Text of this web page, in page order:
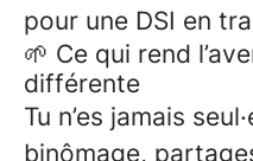
pour une DSI en
🌱 Ce qui rend
différente
Tu n’es jamais
binômage,